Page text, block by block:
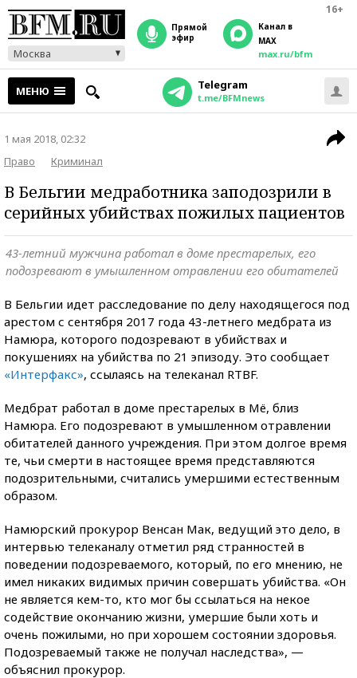
16+
Москва
прямой
эфир
Канал в
MAX
max.ru/bfm
МЕНЮ Telegram
t.me/BFMnews
1 мая 2018, 02:32
Право
Криминал
В Бельгии медработника заподозрили в
серийных убийствах пожилых пациентов
43-летний мужчина работал в доме престарелых, его
подозревают в умышленном отравлении его обитателей
В Бельгии идет расследование по делу находящегося под
арестом с сентября 2017 года 43-летнего медбрата из
Намюра, которого подозревают в убийствах и
покушениях на убийства по 21 эпизоду. Это сообщает
«Интерфакс», ссылаясь на телеканал RTBF.
Медбрат работал в доме престарелых в Мё, близ
Намюра. Его подозревают в умышленном отравлении
обитателей данного учреждения. При этом долгое время
те, чьи смерти в настоящее время представляются
подозрительными, считались умершими естественным
образом.
Намюрский прокурор Венсан Мак, ведущий это дело, в
интервью телеканалу отметил ряд странностей в
поведении подозреваемого, который, по его мнению, не
имел никаких видимых причин совершать убийства. «Он
не является кем-то, кто мог бы ссылаться на некое
содействие окончанию жизни, умершие были хоть и
очень пожилыми, но при хорошем состоянии здоровья.
Подозреваемый также не получал наследства», —
объяснил прокурор.